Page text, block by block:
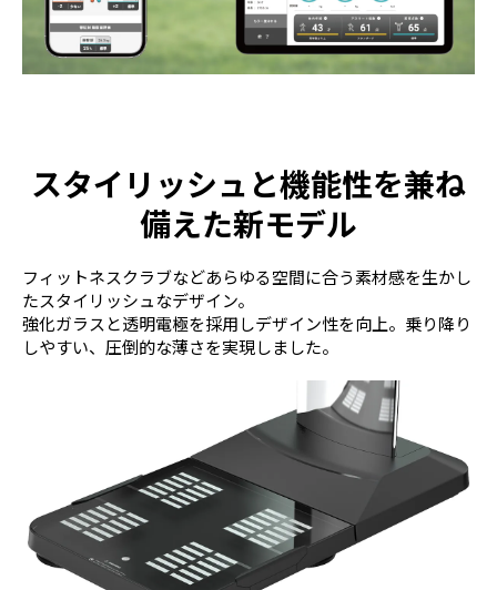
スタイリッシュと機能性を兼ね
備えた新モデル
フィットネスクラブなどあらゆる空間に合う素材感を生かし
たスタイリッシュなデザイン。
強化ガラスと透明電極を採用しデザイン性を向上。乗り降り
しやすい、圧倒的な薄さを実現しました。